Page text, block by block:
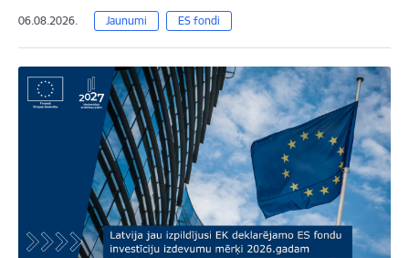
06.08.2026. Jaunumi ES fondi